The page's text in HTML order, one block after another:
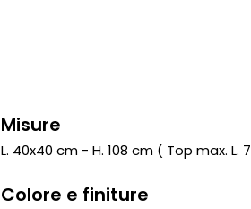
Misure
L. 40x40 cm - H. 108 cm ( Top max. L.
Colore e finiture